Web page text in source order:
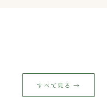
すべて見る →